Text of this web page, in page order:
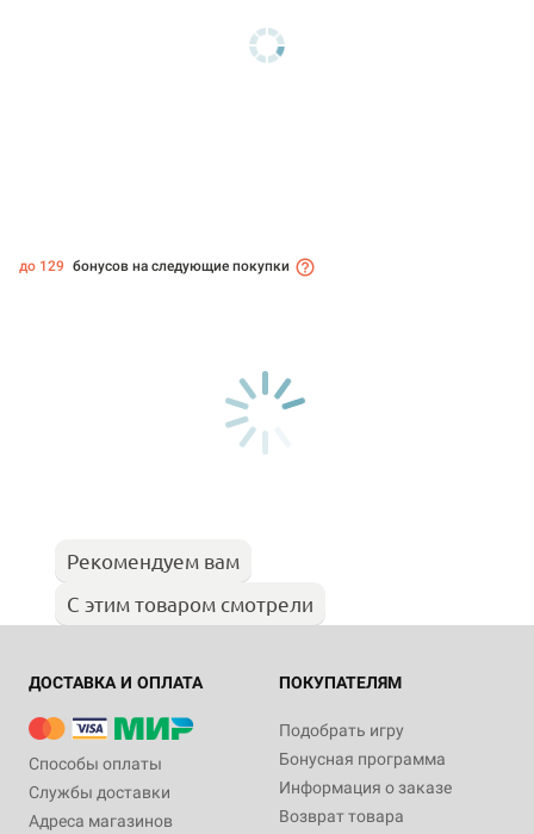
до 129 бонусов на следующие покупки
Рекомендуем вам
С этим товаром смотрели
ДОСТАВКА И ОПЛАТА
Способы оплаты
Службы доставки
Адреса магазинов
ПОКУПАТЕЛЯМ
Подобрать игру
Бонусная программа
Информация о заказе
Возврат товара